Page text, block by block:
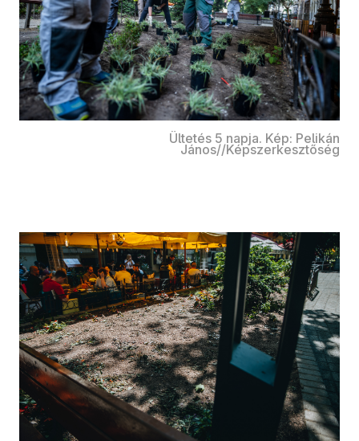
Ültetés 5 napja. Kép: Pelikán
János//Képszerkesztőség